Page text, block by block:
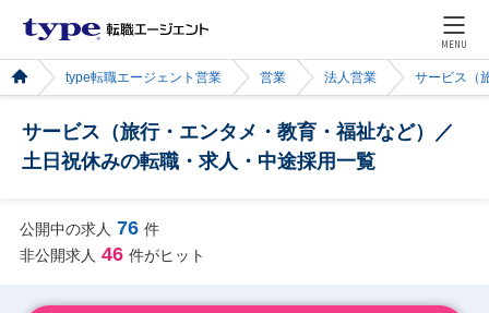
MENU
type転職エージェント営業 営業 法人営業 サービス（
サービス（旅行・エンタメ・教育・福祉など）／
土日祝休みの転職・求人・中途採用一覧
公開中の求人 76 件
非公開求人 46 件がヒット